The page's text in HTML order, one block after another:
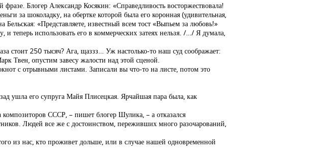
Блогер Александр Косякин: «Справедливость восторжествовала!
за шоколадку, на обертке которой была его коронная (удивительная,
«Представляете, известный всем тост «Выпьем за любовь!»
теперь использовать его в коммерческих затеях нельзя. /…/ Я думала,
стоит 250 тысяч? Ага, щаззз… Уж настолько-то наш суд соображает:
Твен, опустим завесу жалости над этой сценой.
с отрывными листами. Записали вы что-то на листе, потом это
ушла его супруга Майя Плисецкая. Ярчайшая пара была, как
СССР, – пишет блогер Шулика, – а отказался
Людей все же с достоинством, переживших много разочарований,
из нас, кто проживет дольше, или в случае нашей одновременной